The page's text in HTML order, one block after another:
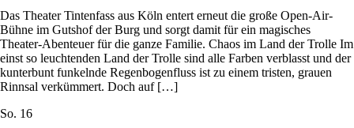
Das Theater Tintenfass aus Köln entert erneut die große Open-Air-
Bühne im Gutshof der Burg und sorgt damit für ein magisches
Theater-Abenteuer für die ganze Familie. Chaos im Land der Trolle Im
einst so leuchtenden Land der Trolle sind alle Farben verblasst und der
kunterbunt funkelnde Regenbogenfluss ist zu einem tristen, grauen
Rinnsal verkümmert. Doch auf […]
So. 16